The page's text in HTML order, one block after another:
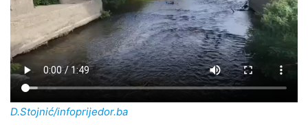
D.Stojnić/infoprijedor.ba